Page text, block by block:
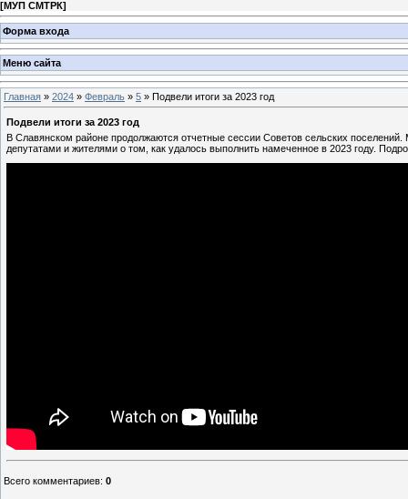
[МУП СМТРК]
Форма входа
Меню сайта
Главная » 2024 » Февраль » 5 » Подвели итоги за 2023 год
Подвели итоги за 2023 год
В Славянском районе продолжаются отчетные сессии Советов сельских
депутатами и жителями о том, как удалось выполнить намеченное в 2023 году.
Всего комментариев: 0